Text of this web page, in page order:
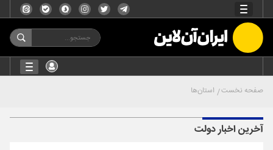
صفحه نخست استان‌ها
آخرین اخبار دولت